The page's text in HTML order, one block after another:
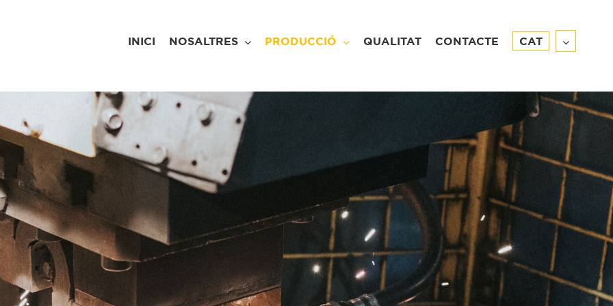
INICI NOSALTRES PRODUCCIÓ QUALITAT CONTACTE CAT